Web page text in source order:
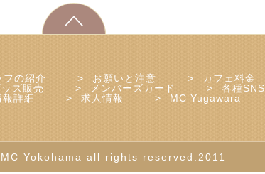
フの紹介 お願いと注意 カフェ料金
ズ販売 メンバーズカード 各種SNS
報詳細 求人情報 MC Yugawara
Yokohama all rights reserved.2011